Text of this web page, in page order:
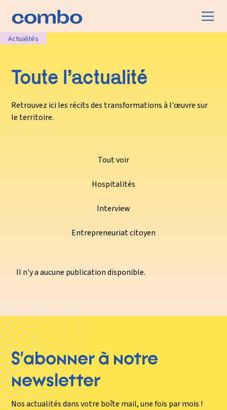
Actualités
Toute l’actualité
Retrouvez ici les récits des transformations à l'œuvre sur
le territoire.
Tout voir
Hospitalités
Interview
Entrepreneuriat citoyen
Il n'y a aucune publication disponible.
S’abonner à notre
newsletter
Nos actualités dans votre boîte mail, une fois par mois !